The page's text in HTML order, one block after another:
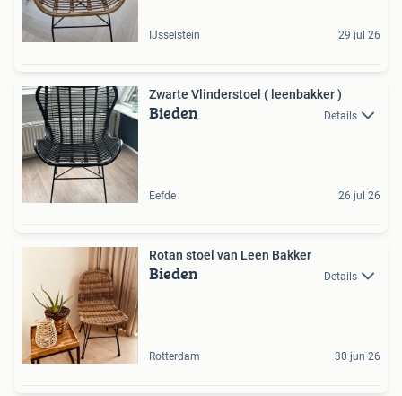
IJsselstein 29 jul 26
Zwarte Vlinderstoel ( leenbakker )
Bieden Details
Eefde 26 jul 26
Rotan stoel van Leen Bakker
Bieden Details
Rotterdam 30 jun 26